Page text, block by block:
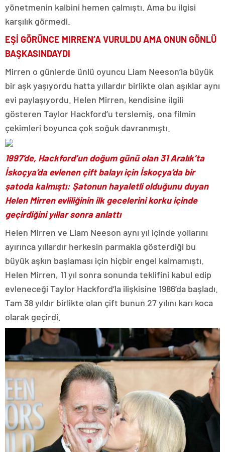
yönetmenin kalbini hemen çalmıştı. Ama bu ilgisi
karşılık görmedi.
EŞİ GÖRÜNCE MIRREN’A VURULDU AMA ONUN GÖNLÜ
BAŞKASINDAYDI
Mirren o günlerde ünlü oyuncu Liam Neeson’la büyük
bir aşk yaşıyordu hatta yıllardır birlikte olan aşıklar aynı
evi paylaşıyordu. Helen Mirren, kendisine ilgili
gösteren Taylor Hackford’u terslemiş, ona filmin
çekimleri boyunca çok soğuk davranmıştı.
1997’de, Hackford’un doğum günü olan 31 Aralık’ta
İskoçya’da evlenen çift balayı için İskoçya’da bir
şatoda kalmıştı: Şatonun hayaletli olduğunu duyan
Helen Mirren evliliğinin ilk gecelerini korku içinde
geçirdiğini yıllar sonra anlattı
Helen Mirren ve Liam Neeson aynı yıl içinde yollarını
ayırınca yıllardır herkesin parmakla gösterdiği bu
büyük aşkın başlaması için hiçbir engel kalmamıştı.
Helen Mirren, 11 yıl sonra sonunda teklifini kabul edip
evleneceği Taylor Hackford’la ilişkisine 1986’da başladı.
Tam 38 yıldır birlikte olan çift bunun 27 yılını karı koca
olarak geçirdi.